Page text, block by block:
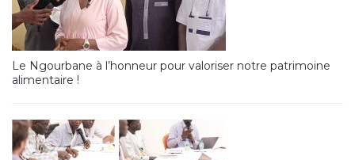
Le Ngourbane à l’honneur pour valoriser notre patrimoine
alimentaire !